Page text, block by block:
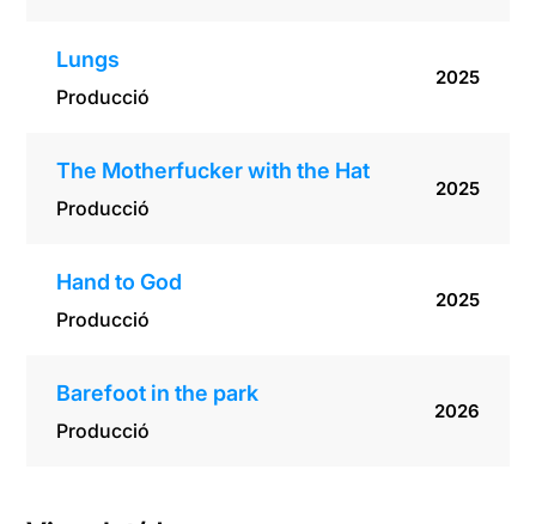
Lungs
Producció
2025
The Motherfucker with the Hat
Producció
2025
Hand to God
Producció
2025
Barefoot in the park
Producció
2026